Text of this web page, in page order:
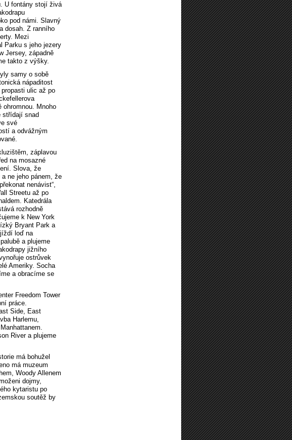
U fontány stojí živá
pod námi. Slavný
dosah. Z ranního
Mezi
Parku s jeho jezery
Jersey, západně
takto z výšky.
samy o sobě
nápaditost
ulic až po
ohromnou. Mnoho
střídají snad
své
a odvážným
záplavou
na mosazné
Slova, že
ne jeho pánem, že
nenávist“,
Streetu až po
Katedrála
rozhodně
k New York
Bryant Park a
loď na
a plujeme
jižního
ostrůvek
Ameriky. Socha
a obracíme se
Freedom Tower
práce.
Side, East
Harlemu,
River a plujeme
má bohužel
má muzeum
Woody Allenem
dojmy,
kytaristu po
soutěž by